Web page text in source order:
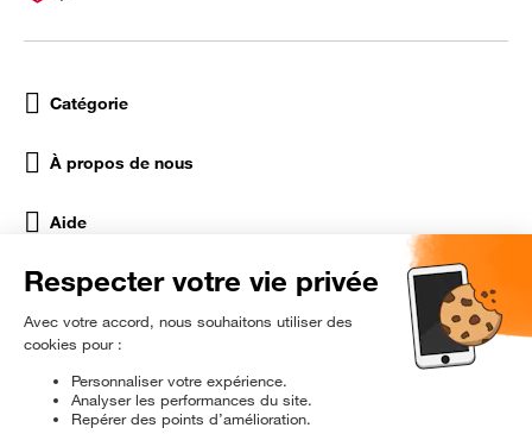
Catégorie
À propos de nous
Aide
Réseaux Sociaux